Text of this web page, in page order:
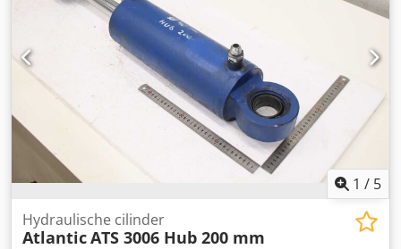
1 / 5
Hydraulische cilinder
AtlanticATS 3006 Hub 200 mm